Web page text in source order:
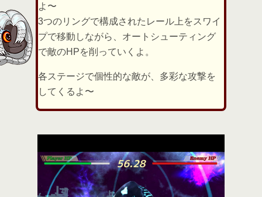
よ〜
3つのリングで構成されたレール上をスワイ
プで移動しながら、オートシューティング
で敵のHPを削っていくよ。
各ステージで個性的な敵が、多彩な攻撃を
してくるよ〜